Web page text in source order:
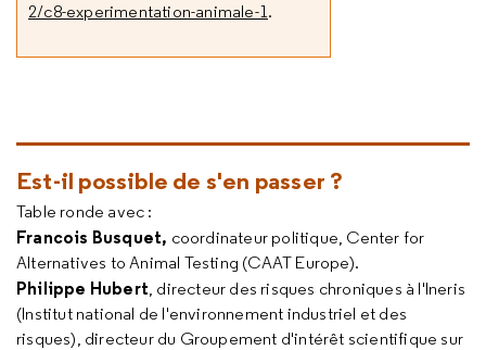
2/c8-experimentation-animale-1.
Est-il possible de s'en passer ?
Table ronde avec :
Francois Busquet, coordinateur politique, Center for
Alternatives to Animal Testing (CAAT Europe).
Philippe Hubert, directeur des risques chroniques à l'Ineris
(Institut national de l'environnement industriel et des
risques), directeur du Groupement d'intérêt scientifique sur